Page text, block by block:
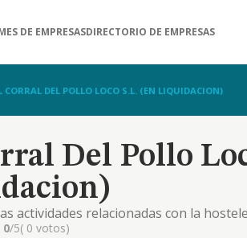
DE EMPRESASDIRECTORIO DE EMPRESAS
CORRAL DEL POLLO LOCO S.L. (EN LIQUIDACION)
Del Pollo
actividades relacionadas con la
0/5( 0 votos)